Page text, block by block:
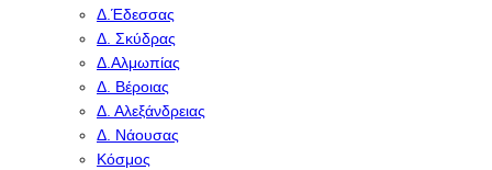
Δ.Έδεσσας
Δ. Σκύδρας
Δ.Αλμωπίας
Δ. Βέροιας
Δ. Αλεξάνδρειας
Δ. Νάουσας
Κόσμος